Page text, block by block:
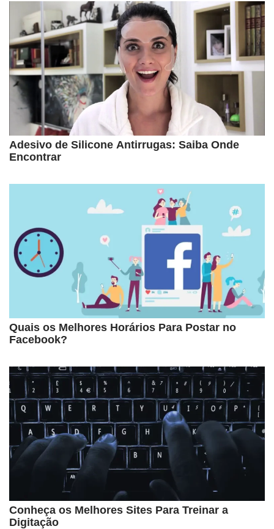
Adesivo de Silicone Antirrugas: Saiba Onde
Encontrar
Quais os Melhores Horários Para Postar no
Facebook?
Conheça os Melhores Sites Para Treinar a
Digitação